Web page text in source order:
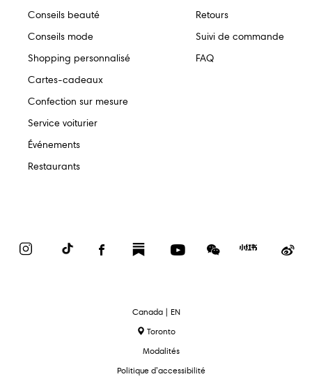
Conseils beauté
Conseils mode
Shopping personnalisé
Cartes-cadeaux
Confection sur mesure
Service voiturier
Événements
Restaurants
Retours
Suivi de commande
FAQ
InstagramTikTok FacebookSubstack YouTubeWeChat
Red
text.language
Canada | EN
Toronto
Modalités
Politique d’accessibilité